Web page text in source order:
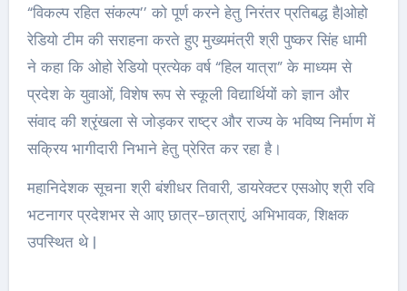
“विकल्प रहित संकल्प’’ को पूर्ण करने हेतु निरंतर प्रतिबद्ध है|ओहो
रेडियो टीम की सराहना करते हुए मुख्यमंत्री श्री पुष्कर सिंह धामी
ने कहा कि ओहो रेडियो प्रत्येक वर्ष “हिल यात्रा” के माध्यम से
प्रदेश के युवाओं, विशेष रूप से स्कूली विद्यार्थियों को ज्ञान और
संवाद की श्रृंखला से जोड़कर राष्ट्र और राज्य के भविष्य निर्माण में
सक्रिय भागीदारी निभाने हेतु प्रेरित कर रहा है।
महानिदेशक सूचना श्री बंशीधर तिवारी, डायरेक्टर एसओए श्री रवि
भटनागर प्रदेशभर से आए छात्र-छात्राएं, अभिभावक, शिक्षक
उपस्थित थे |